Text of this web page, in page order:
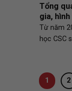
Tổng
gia,
Từ năm
học CSC
1 2